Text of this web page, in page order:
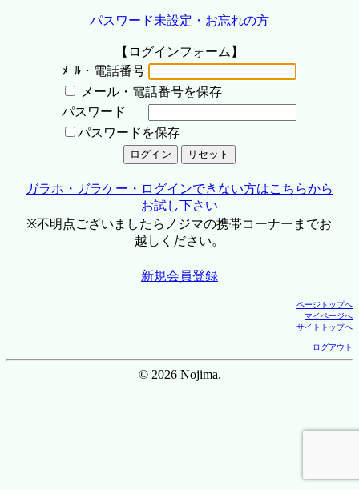
パスワード未設定・お忘れの方
【ログインフォーム】
ﾒｰﾙ・電話番号
メール・電話番号を保存
パスワード
パスワードを保存
ガラホ・ガラケー・ログインできない方はこちらから
お試し下さい
※不明点ございましたらノジマの携帯コーナーまでお
越しください。
新規会員登録
ページトップへ
マイページへ
サイトトップへ
ログアウト
© 2026 Nojima.